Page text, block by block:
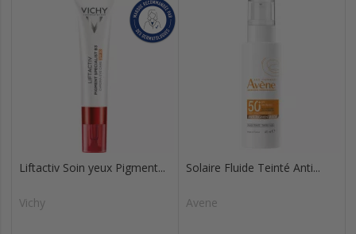
Liftactiv Soin yeux Pigment...
Vichy
Solaire Fluide Teinté Anti...
Avene